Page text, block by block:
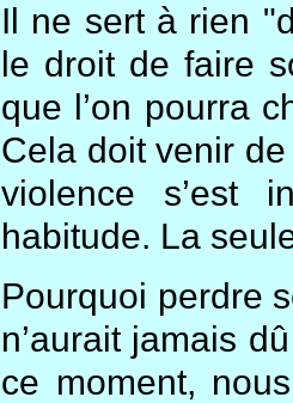
Il ne sert à rien
le droit de faire
que l’on pourra
Cela doit venir
violence s’est
habitude. La
Pourquoi perdre
n’aurait jamais
ce moment,